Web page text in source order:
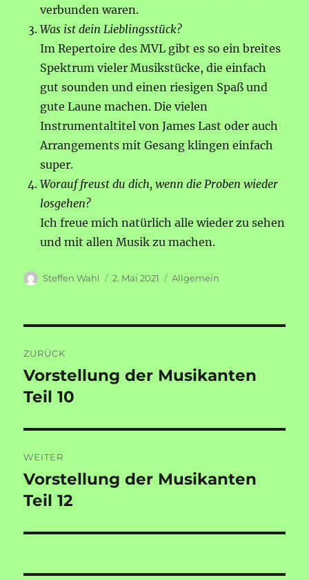
verbunden waren.
Was ist dein Lieblingsstück?
Im Repertoire des MVL gibt es so ein breites
Spektrum vieler Musikstücke, die einfach
gut sounden und einen riesigen Spaß und
gute Laune machen. Die vielen
Instrumentaltitel von James Last oder auch
Arrangements mit Gesang klingen einfach
super.
Worauf freust du dich, wenn die Proben wieder
losgehen?
Ich freue mich natürlich alle wieder zu sehen
und mit allen Musik zu machen.
Autor
Steffen Wahl
Veröffentlicht
2. Mai 2021 Kategorien
Allgemein
ZURÜCK
Vorheriger
Beitrag:
Vorstellung der Musikanten
Teil 10
WEITER
Nächster
Beitrag:
Vorstellung der Musikanten
Teil 12